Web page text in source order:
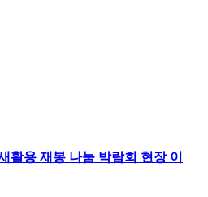
활용 재봉 나눔 박람회 현장 이